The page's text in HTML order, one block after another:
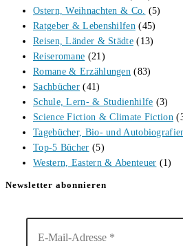
Ostern, Weihnachten & Co. (5)
Ratgeber & Lebenshilfen (45)
Reisen, Länder & Städte (13)
Reiseromane (21)
Romane & Erzählungen (83)
Sachbücher (41)
Schule, Lern- & Studienhilfe (3)
Science Fiction & Climate Fiction
Tagebücher, Bio- und
Top-5 Bücher (5)
Western, Eastern & Abenteuer (1)
Newsletter abonnieren